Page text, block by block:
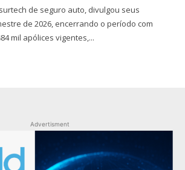
de seguro auto, divulgou seus
de 2026, encerrando o período com
mil apólices vigentes,...
Advertisment